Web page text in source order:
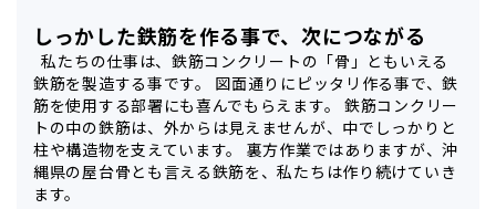
しっかした鉄筋を作る事で、次につながる
私たちの仕事は、鉄筋コンクリートの「骨」ともいえる
鉄筋を製造する事です。 図面通りにピッタリ作る事で、鉄
筋を使用する部署にも喜んでもらえます。 鉄筋コンクリー
トの中の鉄筋は、外からは見えませんが、中でしっかりと
柱や構造物を支えています。 裏方作業ではありますが、沖
縄県の屋台骨とも言える鉄筋を、私たちは作り続けていき
ます。